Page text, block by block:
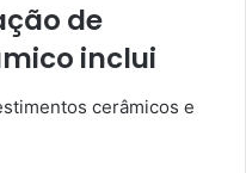
de
inclui
cerâmicos e